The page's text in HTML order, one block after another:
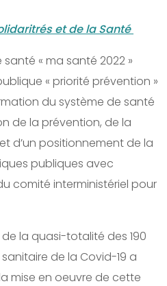
et de la Santé
« ma santé 2022 »
« priorité prévention »
du système de santé
de la prévention, de la
d’un positionnement de la
publiques avec
comité interministériel pour
la quasi-totalité des 190
de la Covid-19 a
mise en oeuvre de cette